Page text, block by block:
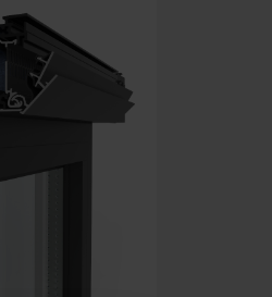
Dansk - Danmark
Norwegian - Norway
Svensk - Sverige